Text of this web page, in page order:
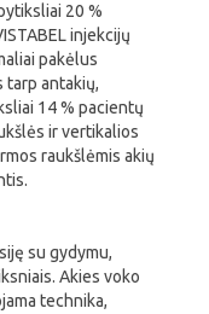
20 %
injekcijų
pakėlus
tarp antakių,
14 % pacientų
ir vertikalios
raukšlėmis akių
su gydymu,
Akies voko
technika,